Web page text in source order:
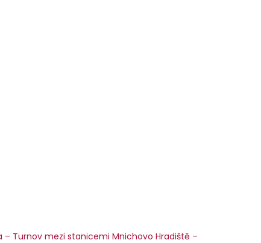
Turnov mezi stanicemi Mnichovo Hradiště –